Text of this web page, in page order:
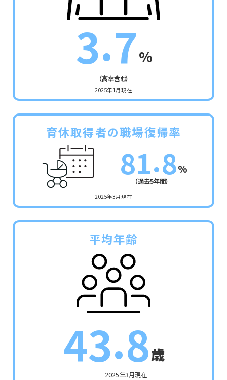
3.7%
（高卒含む）
2025年1月現在
育休取得者の職場復帰率
81.8%
（過去5年間）
2025年3月現在
平均年齢
2025年3月現在
43.8歳